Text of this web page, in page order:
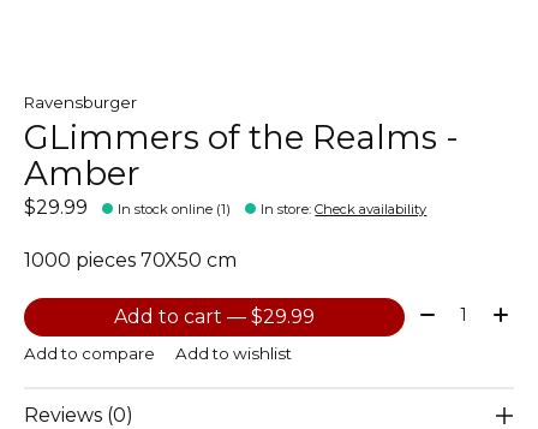
Ravensburger
GLimmers of the Realms -
Amber
$29.99 In stock online (1) In store:Check availability
1000 pieces 70X50 cm
Add to cart — $29.99 Quantity:
Add to compare Add to wishlist
Reviews (0)